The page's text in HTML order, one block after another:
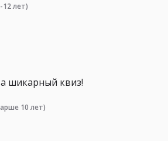
лет)
шикарный квиз!
10 лет)